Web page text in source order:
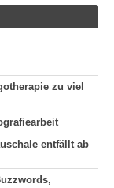
zu viel
entfällt ab